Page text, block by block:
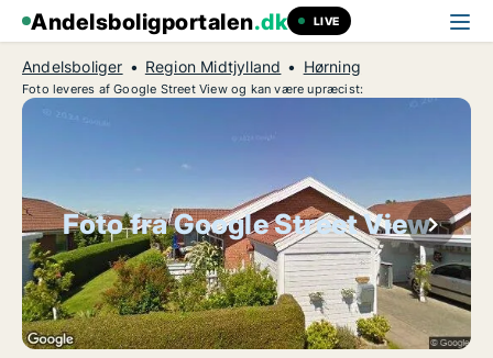
Andelsboligportalen.dk LIVE
Andelsboliger Region Midtjylland Hørning
Foto leveres af Google Street View og kan være upræcist:
Foto fra Google Street View